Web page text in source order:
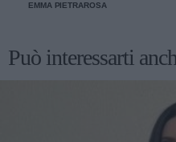
EMMA PIETRAROSA
Può interessarti